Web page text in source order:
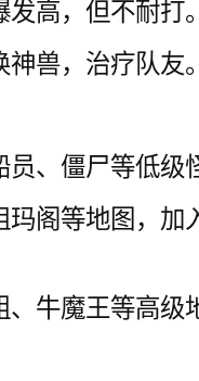
发高，但不耐打
神兽，治疗队友
员、僵尸等低级
玛阁等地图，加
、牛魔王等高级